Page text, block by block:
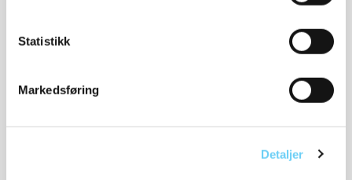
Statistikk
Markedsføring
Detaljer